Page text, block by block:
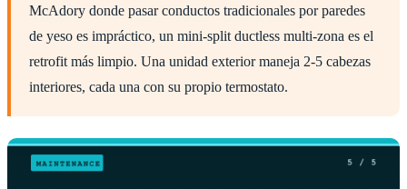
McAdory donde pasar conductos tradicionales por paredes
de yeso es impráctico, un mini-split ductless multi-zona es el
retrofit más limpio. Una unidad exterior maneja 2-5 cabezas
interiores, cada una con su propio termostato.